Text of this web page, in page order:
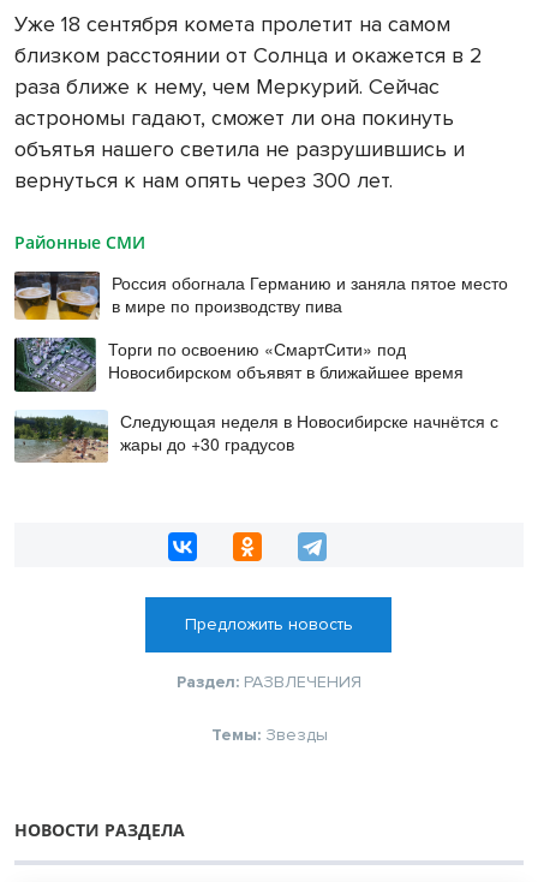
Уже 18 сентября комета пролетит на самом
близком расстоянии от Солнца и окажется в 2
раза ближе к нему, чем Меркурий. Сейчас
астрономы гадают, сможет ли она покинуть
объятья нашего светила не разрушившись и
вернуться к нам опять через 300 лет.
Районные СМИ
Россия обогнала Германию и заняла пятое место
в мире по производству пива
Торги по освоению «СмартСити» под
Новосибирском объявят в ближайшее время
Следующая неделя в Новосибирске начнётся с
жары до +30 градусов
Предложить новость
Раздел: РАЗВЛЕЧЕНИЯ
Темы: Звезды
НОВОСТИ РАЗДЕЛА